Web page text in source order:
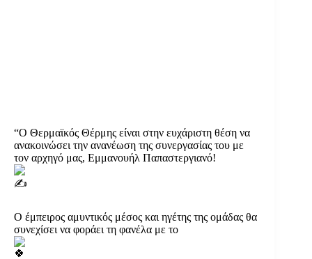
“Ο Θερμαϊκός Θέρμης είναι στην ευχάριστη θέση να
ανακοινώσει την ανανέωση της συνεργασίας του με
τον αρχηγό μας, Εμμανουήλ Παπαστεργιανό!
Ο έμπειρος αμυντικός μέσος και ηγέτης της ομάδας θα
συνεχίσει να φοράει τη φανέλα με το